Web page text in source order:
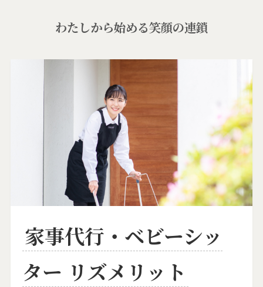
わたしから始める笑顔の連鎖
家事代行・ベビーシッ
ター リズメリット